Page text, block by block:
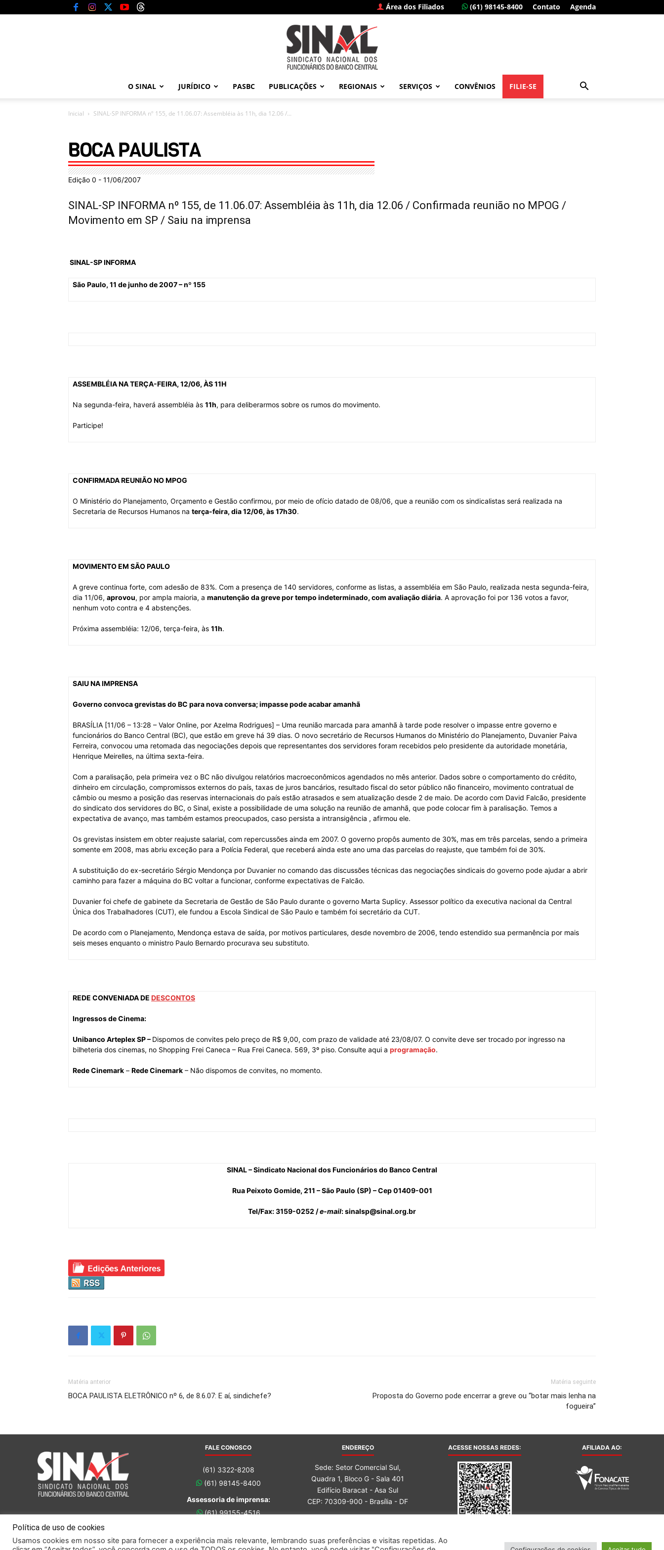
Área dos Filiados (61) 98145-8400 Contato Agenda
–
O SINAL JURÍDICO PASBC PUBLICAÇÕES REGIONAIS SERVIÇOS CONVÊNIOS FILIE-SE
Inicial SINAL-SP INFORMA nº 155, de 11.06.07: Assembléia às 11h, dia 12.06 /...
Edição 0 - 11/06/2007
SINAL-SP INFORMA nº 155, de 11.06.07: Assembléia às 11h, dia 12.06 / Confirmada reunião no MPOG /
Movimento em SP / Saiu na imprensa
SINAL-SPINFORMA
São Paulo, 11 de junho de 2007 – nº 155
ASSEMBLÉIA NA TERÇA-FEIRA, 12/06, ÀS11H
Na segunda-feira, haverá assembléia às 11h, para deliberarmos sobre os rumos do movimento.
Participe!
CONFIRMADA REUNIÃO NO MPOG
O Ministério do Planejamento, Orçamento e Gestão confirmou, por meio de ofício datado de 08/06, que a reunião com os sindicalistas será realizada na
Secretaria de Recursos Humanos na terça-feira, dia 12/06, às 17h30.
MOVIMENTO EM SÃO PAULO
A greve continua forte, com adesão de 83%. Com a presença de 140 servidores, conforme as listas, a assembléia em São Paulo, realizada nesta segunda-feira,
dia 11/06, aprovou, por ampla maioria, a manutenção da greve por tempo indeterminado, com avaliação diária. A aprovação foi por 136 votos a favor,
nenhum voto contra e 4 abstenções.
Próxima assembléia: 12/06, terça-feira, às 11h.
SAIU NA IMPRENSA
Governo convoca grevistas do BC para nova conversa; impasse pode acabar amanhã
BRASÍLIA [11/06 – 13:28 – Valor Online, por Azelma Rodrigues] – Uma reunião marcada para amanhã à tarde pode resolver o impasse entre governo e
funcionários do Banco Central (BC), que estão em greve há 39 dias. O novo secretário de Recursos Humanos do Ministério do Planejamento, Duvanier Paiva
Ferreira, convocou uma retomada das negociações depois que representantes dos servidores foram recebidos pelo presidente da autoridade monetária,
Henrique Meirelles, na última sexta-feira.
Com a paralisação, pela primeira vez o BC não divulgou relatórios macroeconômicos agendados no mês anterior. Dados sobre o comportamento do crédito,
dinheiro em circulação, compromissos externos do país, taxas de juros bancários, resultado fiscal do setor público não financeiro, movimento contratual de
câmbio ou mesmo a posição das reservas internacionais do país estão atrasados e sem atualização desde 2 de maio. De acordo com David Falcão, presidente
do sindicato dos servidores do BC, o Sinal, existe a possibilidade de uma solução na reunião de amanhã, que pode colocar fim à paralisação. Temos a
expectativa de avanço, mas também estamos preocupados, caso persista a intransigência , afirmou ele.
Os grevistas insistem em obter reajuste salarial, com repercussões ainda em 2007. O governo propôs aumento de 30%, mas em três parcelas, sendo a primeira
somente em 2008, mas abriu exceção para a Polícia Federal, que receberá ainda este ano uma das parcelas do reajuste, que também foi de 30%.
A substituição do ex-secretário Sérgio Mendonça por Duvanier no comando das discussões técnicas das negociações sindicais do governo pode ajudar a abrir
caminho para fazer a máquina do BC voltar a funcionar, conforme expectativas de Falcão.
Duvanier foi chefe de gabinete da Secretaria de Gestão de São Paulo durante o governo Marta Suplicy. Assessor político da executiva nacional da Central
Única dos Trabalhadores (CUT), ele fundou a Escola Sindical de São Paulo e também foi secretário da CUT.
De acordo com o Planejamento, Mendonça estava de saída, por motivos particulares, desde novembro de 2006, tendo estendido sua permanência por mais
seis meses enquanto o ministro Paulo Bernardo procurava seu substituto.
REDE CONVENIADA DE DESCONTOS
Ingressos de Cinema:
Unibanco Arteplex SP – Dispomos de convites pelo preço de R$ 9,00, com prazo de validade até 23/08/07. O convite deve ser trocado por ingresso na
bilheteria dos cinemas, no Shopping Frei Caneca – Rua Frei Caneca. 569, 3º piso. Consulte aqui a programação.
Rede Cinemark – Rede Cinemark – Não dispomos de convites, no momento.
SINAL – Sindicato Nacional dos Funcionários do Banco Central
Rua Peixoto Gomide, 211 – São Paulo (SP) – Cep 01409-001
Tel/Fax: 3159-0252 /e-mail: sinalsp@sinal.org.br
Matéria anterior
BOCA PAULISTA ELETRÔNICO nº 6, de 8.6.07: E aí, sindichefe?
Matéria seguinte
Proposta do Governo pode encerrar a greve ou “botar mais lenha na
fogueira”
FALE CONOSCO
(61) 3322-8208
(61) 98145-8400
Assessoria de imprensa:
(61) 99155-4516
ENDEREÇO
Sede: Setor Comercial Sul,
Quadra 1, Bloco G - Sala 401
Edifício Baracat - Asa Sul
CEP: 70309-900 - Brasília - DF
ACESSE NOSSAS REDES: AFILIADA AO:
Política de uso de cookies
Usamos cookies em nosso site para fornecer a experiência mais relevante, lembrando suas preferências e visitas repetidas. Ao